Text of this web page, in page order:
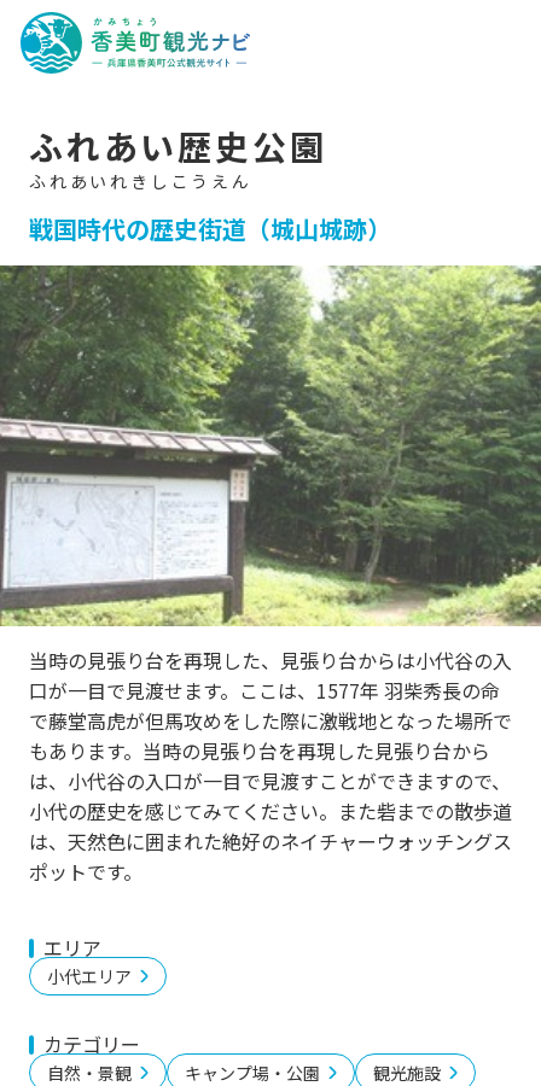
香
美
町
ナ
ビ
-
兵
庫
県
香
美
町
公
式
観
光
サ
イ
ト
-
ふれあい歴史公園
戦国時代の歴史街道（城山城跡）
当時の見張り台を再現した、見張り台からは小代谷の入
口が一目で見渡せます。ここは、1577年 羽柴秀長の命
で藤堂高虎が但馬攻めをした際に激戦地となった場所で
もあります。当時の見張り台を再現した見張り台から
は、小代谷の入口が一目で見渡すことができますので、
小代の歴史を感じてみてください。また砦までの散歩道
は、天然色に囲まれた絶好のネイチャーウォッチングス
ポットです。
エリア
小代エリア
カテゴリー
自然・景観 キャンプ場・公園 観光施設